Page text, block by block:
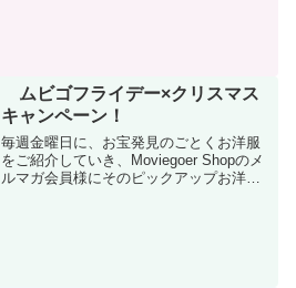
ムビゴフライデー×クリスマス
キャンペーン！
毎週金曜日に、お宝発見のごとくお洋服
をご紹介していき、Moviegoer Shopのメ
ルマガ会員様にそのピックアップお洋服